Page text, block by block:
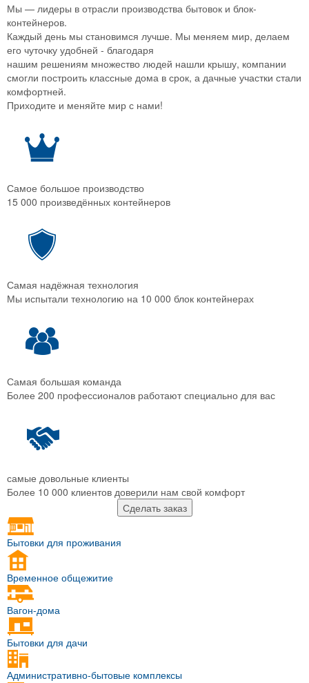
Мы — лидеры в отрасли производства бытовок и блок-
контейнеров.
Каждый день мы становимся лучше. Мы меняем мир, делаем
его чуточку удобней - благодаря
нашим решениям множество людей нашли крышу, компании
смогли построить классные дома в срок, а дачные участки стали
комфортней.
Приходите и меняйте мир с нами!
Самое большое производство
15 000 произведённых контейнеров
Самая надёжная технология
Мы испытали технологию на 10 000 блок контейнерах
Самая большая команда
Более 200 профессионалов работают специально для вас
самые довольные клиенты
Более 10 000 клиентов доверили нам свой комфорт
Сделать заказ
Бытовки для проживания
Временное общежитие
Вагон-дома
Бытовки для дачи
Административно-бытовые комплексы